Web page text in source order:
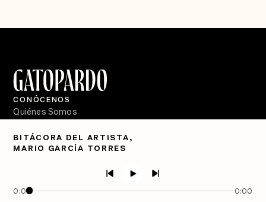
BITÁCORA DEL ARTISTA,
MARIO GARCÍA TORRES
0:00 0:00
CONÓCENOS
Quiénes Somos
PÓDCASTS
Crecer en Distopía